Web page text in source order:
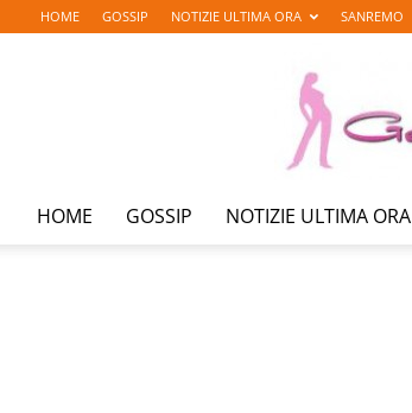
HOME GOSSIP NOTIZIE ULTIMA ORA SANREMO
HOME GOSSIP NOTIZIE ULTIMA ORA